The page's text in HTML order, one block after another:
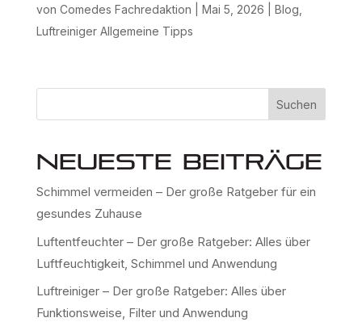
von Comedes Fachredaktion Mai 5, 2026 Blog,
Luftreiniger Allgemeine Tipps
Suchen
Neueste Beiträge
Schimmel vermeiden – Der große Ratgeber für ein
gesundes Zuhause
Luftentfeuchter – Der große Ratgeber: Alles über
Luftfeuchtigkeit, Schimmel und Anwendung
Luftreiniger – Der große Ratgeber: Alles über
Funktionsweise, Filter und Anwendung